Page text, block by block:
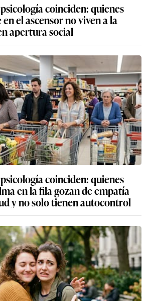
coinciden: quienes
el ascensor no viven a la
apertura social
coinciden: quienes
en la fila gozan de empatía
y no solo tienen autocontrol